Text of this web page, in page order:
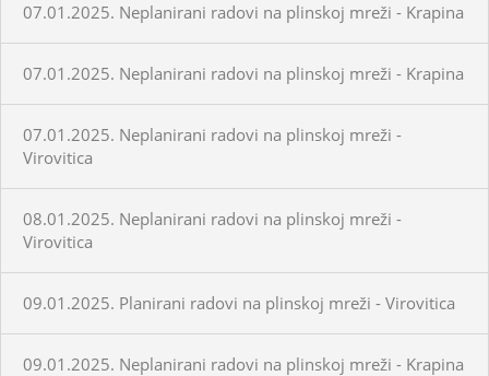
07.01.2025. Neplanirani radovi na plinskoj mreži - Krapina
07.01.2025. Neplanirani radovi na plinskoj mreži - Krapina
07.01.2025. Neplanirani radovi na plinskoj mreži -
Virovitica
08.01.2025. Neplanirani radovi na plinskoj mreži -
Virovitica
09.01.2025. Planirani radovi na plinskoj mreži - Virovitica
09.01.2025. Neplanirani radovi na plinskoj mreži - Krapina